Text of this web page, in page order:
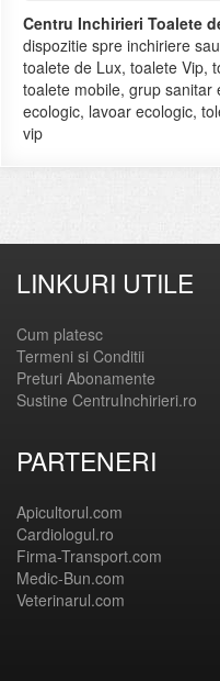
Centru Inchirieri Toalete
dispozitie spre inchiriere
toalete de Lux, toalete Vip,
toalete mobile, grup sanitar
ecologic, lavoar ecologic,
vip
LINKURI UTILE
Cum platesc
Termeni si Conditii
Preturi Abonamente
Sustine CentruInchirieri.ro
PARTENERI
Apicultorul.com
Cardiologul.ro
Firma-Transport.com
Medic-Bun.com
Veterinarul.com